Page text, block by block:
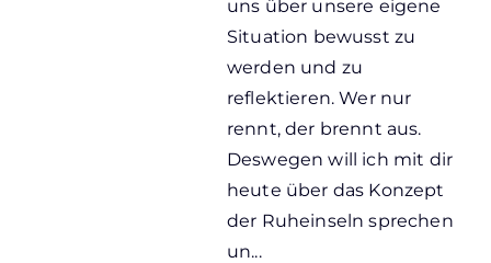
uns über unsere eigene
Situation bewusst zu
werden und zu
reflektieren. Wer nur
rennt, der brennt aus.
Deswegen will ich mit dir
heute über das Konzept
der Ruheinseln sprechen
un...